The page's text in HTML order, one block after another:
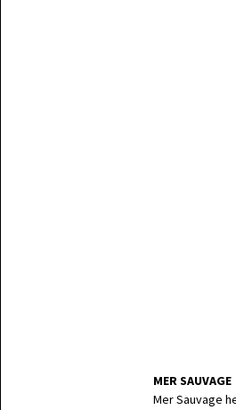
MER SAUVAGE
Mer Sauvage